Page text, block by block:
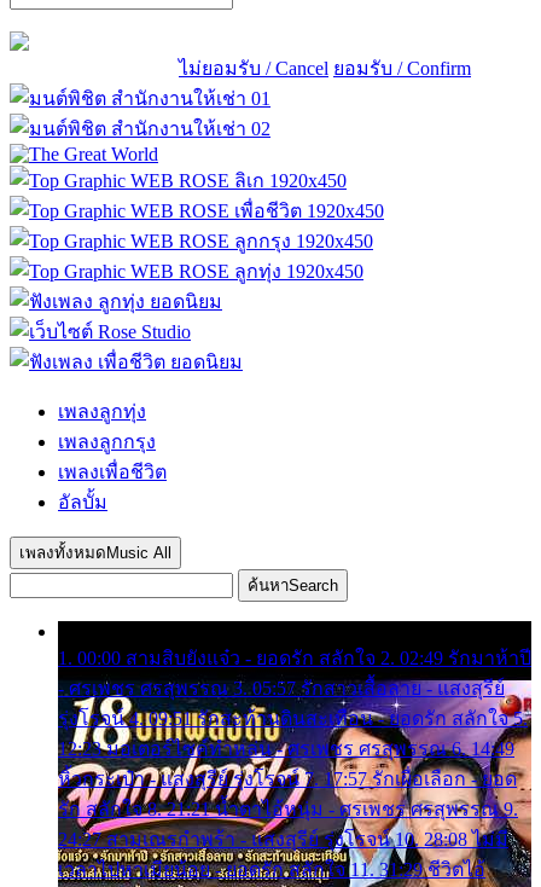
ไม่ยอมรับ / Cancel ยอมรับ / Confirm
เพลงลูกทุ่ง
เพลงลูกกรุง
เพลงเพื่อชีวิต
อัลบั้ม
เพลงทั้งหมด Music All
ค้นหาSearch
1. 00:00 สามสิบยังแจ๋ว - ยอดรัก สลักใจ 2. 02:49 รักมาห้าปี
- ศรเพชร ศรสุพรรณ 3. 05:57 รักสาวเสื้อลาย - แสงสุรีย์
รุ่งโรจน์ 4. 09:51 รักสะท้านดินสะเทือน - ยอดรัก สลักใจ 5.
12:23 มอเตอร์ไซค์ทำหล่น - ศรเพชร ศรสุพรรณ 6. 14:49
หิ้วกระเป๋า - แสงสุรีย์ รุ่งโรจน์ 7. 17:57 รักเผื่อเลือก - ยอด
รัก สลักใจ 8. 21:21 น้ำตาไอ้หนุ่ม - ศรเพชร ศรสุพรรณ 9.
24:27 สามเณรกำพร้า - แสงสุรีย์ รุ่งโรจน์ 10. 28:08 ไม่มี
เวลาไปหาเมียน้อย - ยอดรัก สลักใจ 11. 31:29 ชีวิตไอ้